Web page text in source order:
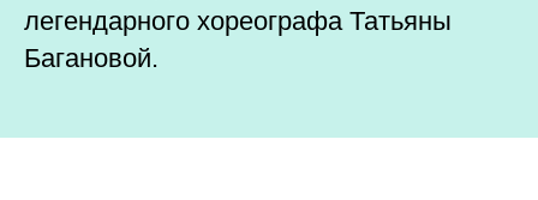
легендарного хореографа Татьяны
Багановой.